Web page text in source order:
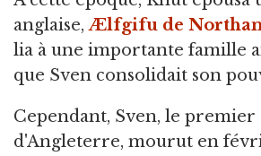
anglaise,Ælfgifu de
lia à une importante famille
que Sven consolidait son
Cependant, Sven, le
d'Angleterre, mourut en